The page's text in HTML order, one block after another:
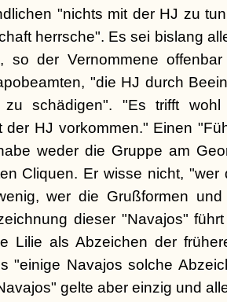
"nichts mit der HJ zu
herrsche". Es sei bislang
so der Vernommene
"die HJ durch
zu schädigen". "Es trifft
der HJ vorkommen." Einen
weder die Gruppe am
Cliquen. Er wisse nicht, "wer
wer die Grußformen
dieser "Navajos"
Lilie als Abzeichen der
"einige Navajos solche
gelte aber einzig und